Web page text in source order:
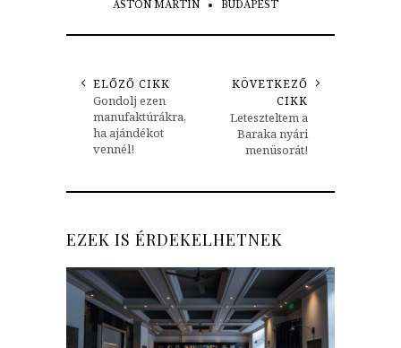
ASTON MARTIN BUDAPEST
ELŐZŐ CIKK
Gondolj ezen
manufaktúrákra,
ha ajándékot
vennél!
KÖVETKEZŐ
CIKK
Leteszteltem a
Baraka nyári
menüsorát!
EZEK IS ÉRDEKELHETNEK